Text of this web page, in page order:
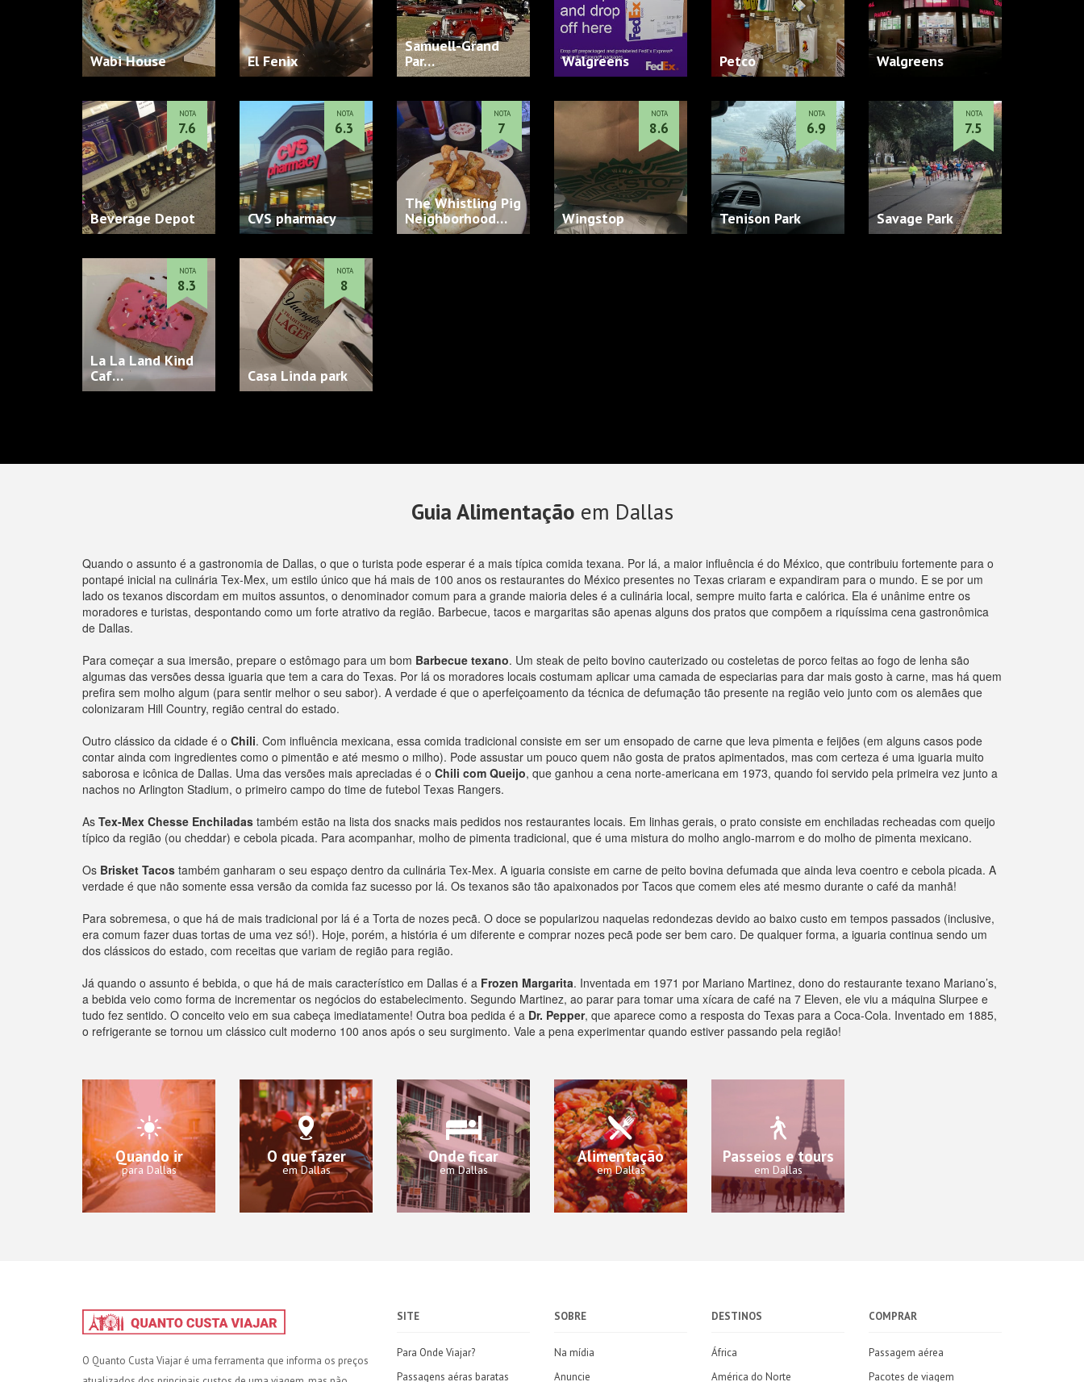
Wabi House El Fenix
Samuell-Grand
Par…
Walgreens Petco Walgreens
Beverage Depot
NOTA
7.6
CVS pharmacy
NOTA
6.3
The Whistling Pig
Neighborhood
Pu…
NOTA
7
Wingstop
NOTA
8.6
Tenison Park
NOTA
6.9
Savage Park
NOTA
7.5
La La Land Kind
Caf…
NOTA
8.3
Casa Linda park
NOTA
8
Guia Alimentação em Dallas
Quando o assunto é a gastronomia de Dallas, o que o turista pode esperar é a mais típica comida texana. Por lá, a maior influência é do México, que contribuiu fortemente para o
pontapé inicial na culinária Tex-Mex, um estilo único que há mais de 100 anos os restaurantes do México presentes no Texas criaram e expandiram para o mundo. E se por um
lado os texanos discordam em muitos assuntos, o denominador comum para a grande maioria deles é a culinária local, sempre muito farta e calórica. Ela é unânime entre os
moradores e turistas, despontando como um forte atrativo da região. Barbecue, tacos e margaritas são apenas alguns dos pratos que compõem a riquíssima cena gastronômica
de Dallas.
Para começar a sua imersão, prepare o estômago para um bom Barbecue texano. Um steak de peito bovino cauterizado ou costeletas de porco feitas ao fogo de lenha são
algumas das versões dessa iguaria que tem a cara do Texas. Por lá os moradores locais costumam aplicar uma camada de especiarias para dar mais gosto à carne, mas há quem
prefira sem molho algum (para sentir melhor o seu sabor). A verdade é que o aperfeiçoamento da técnica de defumação tão presente na região veio junto com os alemães que
colonizaram Hill Country, região central do estado.
Outro clássico da cidade é o Chili. Com influência mexicana, essa comida tradicional consiste em ser um ensopado de carne que leva pimenta e feijões (em alguns casos pode
contar ainda com ingredientes como o pimentão e até mesmo o milho). Pode assustar um pouco quem não gosta de pratos apimentados, mas com certeza é uma iguaria muito
saborosa e icônica de Dallas. Uma das versões mais apreciadas é o Chili com Queijo, que ganhou a cena norte-americana em 1973, quando foi servido pela primeira vez junto a
nachos no Arlington Stadium, o primeiro campo do time de futebol Texas Rangers.
As Tex-Mex Chesse Enchiladas também estão na lista dos snacks mais pedidos nos restaurantes locais. Em linhas gerais, o prato consiste em enchiladas recheadas com queijo
típico da região (ou cheddar) e cebola picada. Para acompanhar, molho de pimenta tradicional, que é uma mistura do molho anglo-marrom e do molho de pimenta mexicano.
Os Brisket Tacos também ganharam o seu espaço dentro da culinária Tex-Mex. A iguaria consiste em carne de peito bovina defumada que ainda leva coentro e cebola picada. A
verdade é que não somente essa versão da comida faz sucesso por lá. Os texanos são tão apaixonados por Tacos que comem eles até mesmo durante o café da manhã!
Para sobremesa, o que há de mais tradicional por lá é a Torta de nozes pecã. O doce se popularizou naquelas redondezas devido ao baixo custo em tempos passados (inclusive,
era comum fazer duas tortas de uma vez só!). Hoje, porém, a história é um diferente e comprar nozes pecã pode ser bem caro. De qualquer forma, a iguaria continua sendo um
dos clássicos do estado, com receitas que variam de região para região.
Já quando o assunto é bebida, o que há de mais característico em Dallas é a Frozen Margarita. Inventada em 1971 por Mariano Martinez, dono do restaurante texano Mariano’s,
a bebida veio como forma de incrementar os negócios do estabelecimento. Segundo Martinez, ao parar para tomar uma xícara de café na 7 Eleven, ele viu a máquina Slurpee e
tudo fez sentido. O conceito veio em sua cabeça imediatamente! Outra boa pedida é a Dr. Pepper, que aparece como a resposta do Texas para a Coca-Cola. Inventado em 1885,
o refrigerante se tornou um clássico cult moderno 100 anos após o seu surgimento. Vale a pena experimentar quando estiver passando pela região!
Quando ir
para Dallas
O que fazer
em Dallas
Onde ficar
em Dallas
Alimentação
em Dallas
Passeios e tours
em Dallas
O Quanto Custa Viajar é uma ferramenta que informa os preços
SITE
Para Onde Viajar?
Passagens aéras baratas
SOBRE
Na mídia
Anuncie
DESTINOS
África
América do Norte
COMPRAR
Passagem aérea
Pacotes de viagem